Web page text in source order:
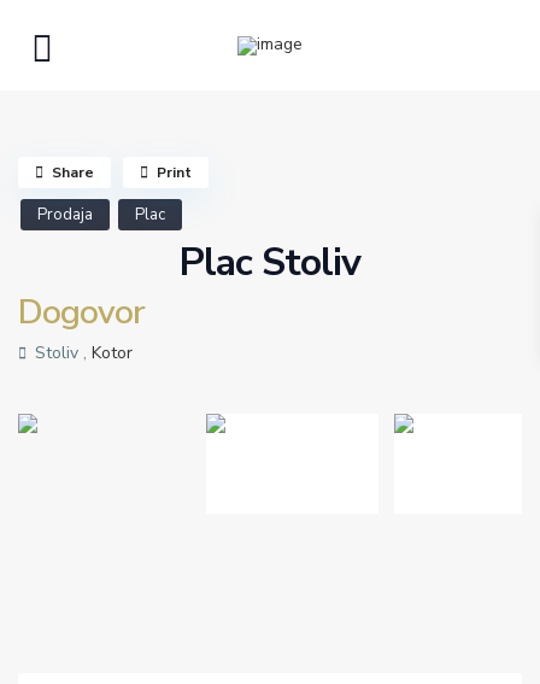
Prodaja Plac
Plac Stoliv
Dogovor
Stoliv , Kotor
Share Print